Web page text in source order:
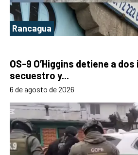
Rancagua
OS-9 O’Higgins detiene a
secuestro y...
6 de agosto de 2026